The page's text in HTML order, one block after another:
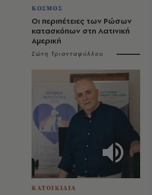
ΚΟΣΜΟΣ
Οι περιπέτειες των Ρώσων
κατασκόπων στη Λατινική
Αμερική
Σώτη Τριανταφύλλου
ΚΑΤΟΙΚΙΔΙΑ